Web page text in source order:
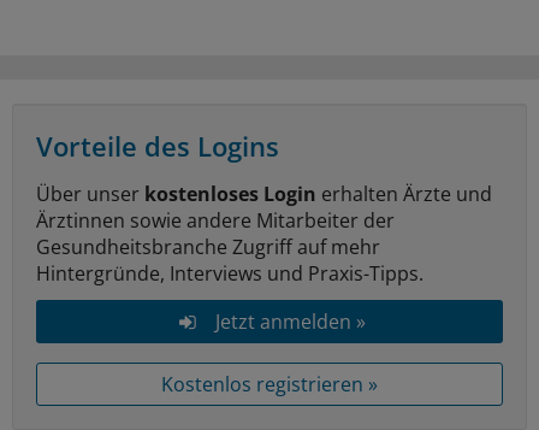
Vorteile des Logins
Über unser kostenloses Login erhalten Ärzte und
Ärztinnen sowie andere Mitarbeiter der
Gesundheitsbranche Zugriff auf mehr
Hintergründe, Interviews und Praxis-Tipps.
Jetzt anmelden »
Kostenlos registrieren »